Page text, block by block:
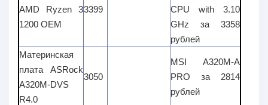
AMD Ryzen 3
1200 OEM
3399
CPU with 3.10
GHz за 3358
рублей
Материнская
плата ASRock
A320M-DVS
R4.0
3050
MSI A320M-A
PRO за 2814
рублей